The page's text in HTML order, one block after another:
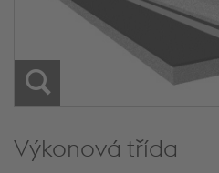
Výkonová třída